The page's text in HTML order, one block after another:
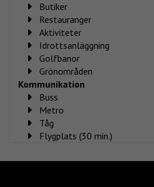
Butiker
Restauranger
Aktiviteter
Idrottsanläggning
Golfbanor
Grönområden
Kommunikation
Buss
Metro
Tåg
Flygplats (30 min.)